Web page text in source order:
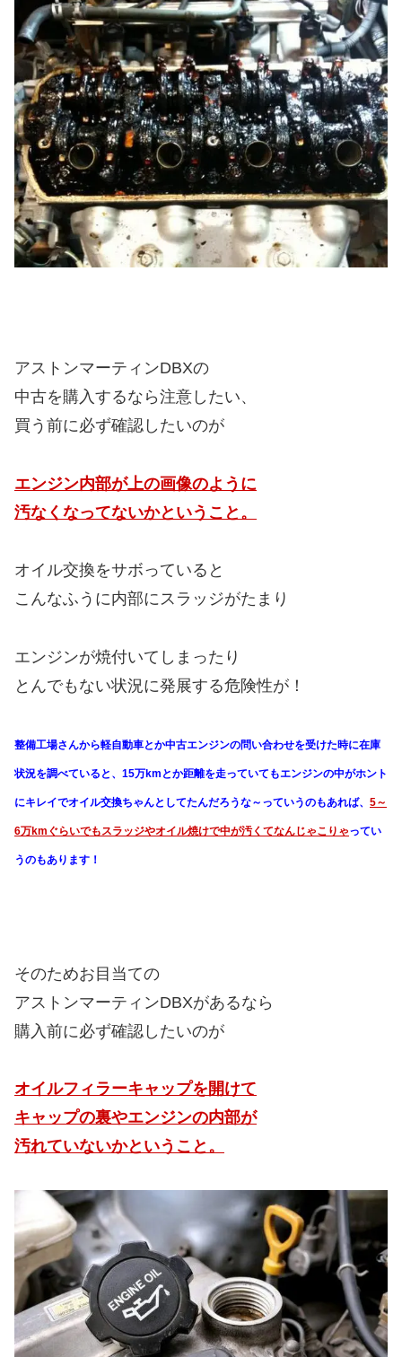
アストンマーティンDBXの
中古を購入するなら注意したい、
買う前に必ず確認したいのが
エンジン内部が上の画像のように
汚なくなってないかということ。
オイル交換をサボっていると
こんなふうに内部にスラッジがたまり
エンジンが焼付いてしまったり
とんでもない状況に発展する危険性が！
整備工場さんから軽自動車とか中古エンジンの問い合わせを受けた時に在庫
状況を調べていると、15万kmとか距離を走っていてもエンジンの中がホント
にキレイでオイル交換ちゃんとしてたんだろうな～っていうのもあれば、 5～
6万kmぐらいでもスラッジやオイル焼けで中が汚くてなんじゃこりゃってい
うのもあります！
そのためお目当ての
アストンマーティンDBXがあるなら
購入前に必ず確認したいのが
オイルフィラーキャップを開けて
キャップの裏やエンジンの内部が
汚れていないかということ。